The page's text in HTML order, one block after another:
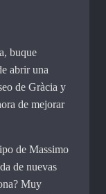
buque
abrir una
de Gràcia y
de mejorar
de Massimo
de nuevas
Muy